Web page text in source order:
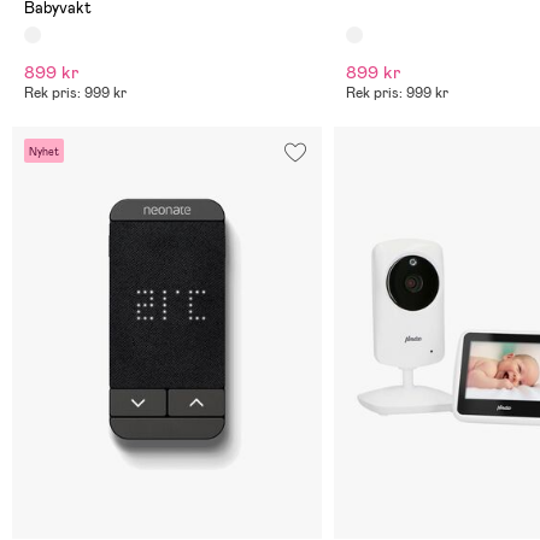
Babyvakt
899 kr
Rek pris: 999 kr
899 kr
Rek pris: 999 kr
Nyhet